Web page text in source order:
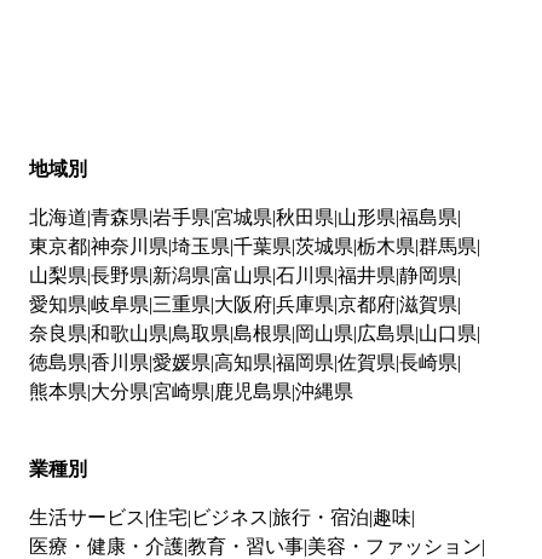
地域別
北海道 青森県 岩手県 宮城県 秋田県 山形県 福島県
東京都神奈川県 埼玉県 千葉県 茨城県 栃木県 群馬県
山梨県 長野県 新潟県 富山県 石川県 福井県 静岡県
愛知県 岐阜県 三重県 大阪府兵庫県 京都府滋賀県
奈良県 和歌山県 鳥取県 島根県 岡山県 広島県 山口県
徳島県 香川県 愛媛県 高知県 福岡県 佐賀県 長崎県
熊本県 大分県 宮崎県 鹿児島県 沖縄県
業種別
生活サービス 住宅 ビジネス 旅行・宿泊 趣味
医療・健康・介護教育・習い事 美容・ファッション